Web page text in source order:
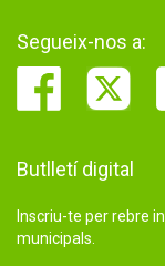
Segueix-nos a:
Butlletí digital
Inscriu-te per rebre
municipals.